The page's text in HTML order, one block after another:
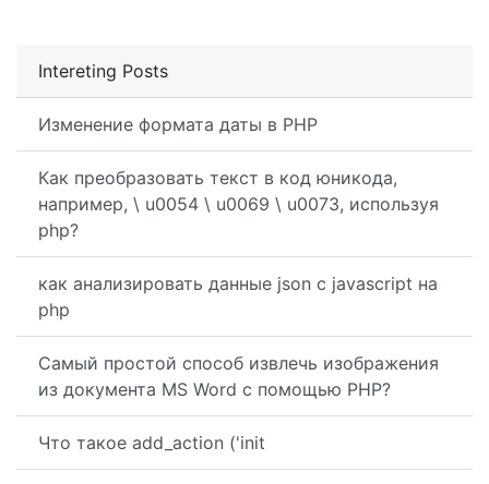
Intereting Posts
Изменение формата даты в PHP
Как преобразовать текст в код юникода,
например, \ u0054 \ u0069 \ u0073, используя
php?
как анализировать данные json с javascript на
php
Самый простой способ извлечь изображения
из документа MS Word с помощью PHP?
Что такое add_action ('init